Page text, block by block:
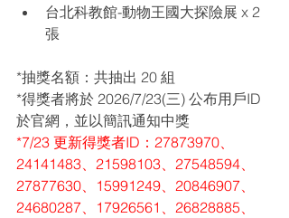
台北科教館-動物王國大探險展 x 2
張
*抽獎名額：共抽出 20 組
*得獎者將於 2026/7/23(三) 公布用戶ID
於官網，並以簡訊通知中獎
*7/23 更新得獎者ID： 27873970、
24141483、21598103、27548594、
27877630、15991249、20846907、
24680287、17926561、26828885、